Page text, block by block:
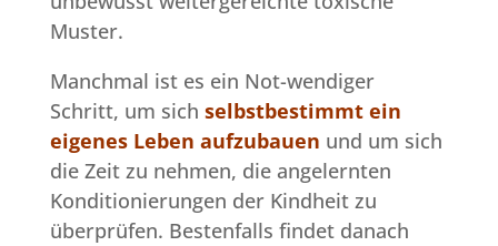
Muster.
Manchmal ist es ein Not-wendiger
Schritt, um sich selbstbestimmt ein
eigenes Leben aufzubauen und um sich
die Zeit zu nehmen, die angelernten
Konditionierungen der Kindheit zu
überprüfen. Bestenfalls findet danach